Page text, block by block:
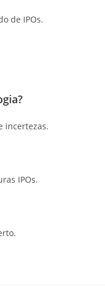
de IPOs.
incertezas.
IPOs.